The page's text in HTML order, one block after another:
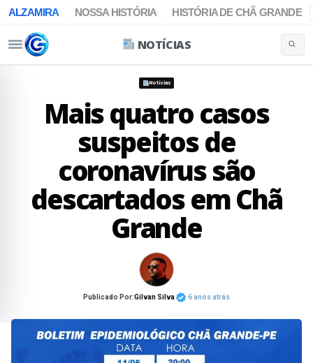
ALZAMIRA NOSSA HISTÓRIA HISTÓRIA DE CHÃ GRANDE
NOTÍCIAS
Notícias
Mais quatro casos
suspeitos de
coronavírus são
descartados em Chã
Grande
Publicado Por:Gilvan Silva 6 anos atrás